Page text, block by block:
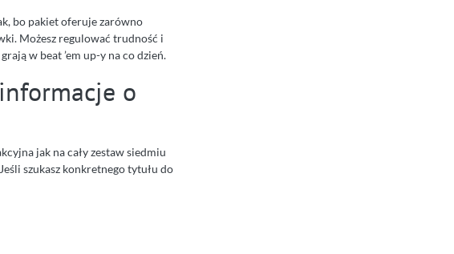
bo pakiet oferuje zarówno
Możesz regulować trudność i
w beat ’em up-y na co dzień.
o
jak na cały zestaw siedmiu
szukasz konkretnego tytułu do